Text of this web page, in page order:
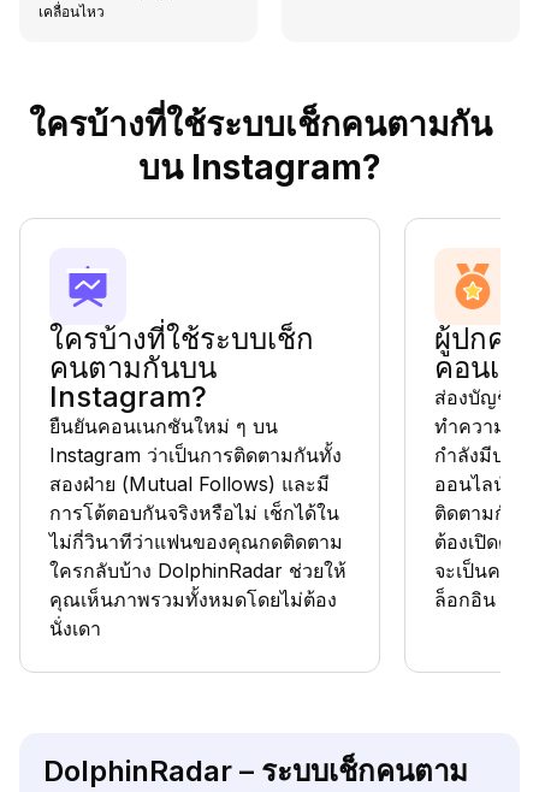
เคลื่อนไหว
ใครบ้างที่ใช้ระบบเช็กคนตามกัน
บน Instagram?
ใครบ้างที่ใช้ระบบเช็ก
คนตามกันบน
Instagram?
ยืนยันคอนเนกชันใหม่ ๆ บน
Instagram ว่าเป็นการติดตามกันทั้ง
สองฝ่าย (Mutual Follows) และมี
การโต้ตอบกันจริงหรือไม่ เช็กได้ใน
ไม่กี่วินาทีว่าแฟนของคุณกดติดตาม
ใครกลับบ้าง DolphinRadar ช่วยให้
คุณเห็นภาพรวมทั้งหมดโดยไม่ต้อง
นั่งเดา
ผู้ปกคร
คอนเน
ส่องบัญชีที่ติ
ทำความเข้
กำลังมีปฏิสั
ออนไลน์ ดู
ติดตามกันแ
ต้องเปิดดูโ
จะเป็นควา
ล็อกอิน IG
DolphinRadar – ระบบเช็กคนตาม